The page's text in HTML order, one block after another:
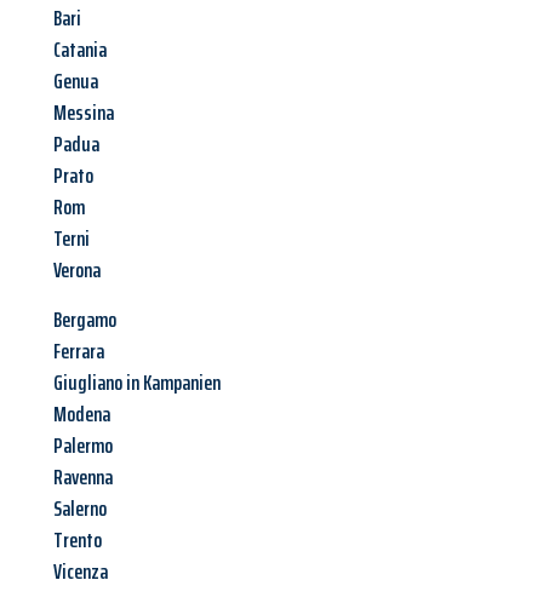
Bari
Catania
Genua
Messina
Padua
Prato
Rom
Terni
Verona
Bergamo
Ferrara
Giugliano in Kampanien
Modena
Palermo
Ravenna
Salerno
Trento
Vicenza